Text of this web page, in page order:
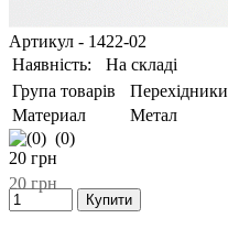
Артикул - 1422-02
Наявність:
На складі
Група товарів
Перехідники
Материал
Метал
(0)
20 грн
20грн